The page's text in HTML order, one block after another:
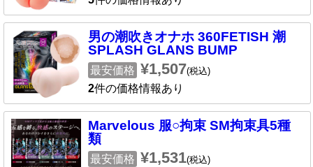
男の潮吹きオナホ 360FETISH 潮
SPLASH GLANS BUMP
最安価格 ¥1,507(税込)
2件の価格情報あり
Marvelous 服○拘束 SM拘束具5種
類
最安価格 ¥1,531(税込)